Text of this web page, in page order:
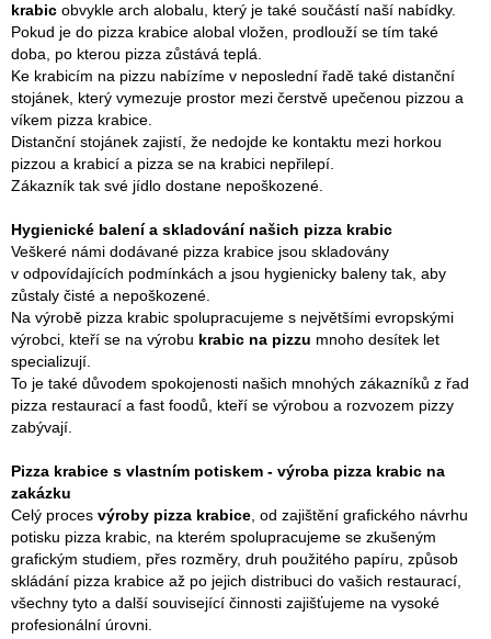
krabic obvykle arch alobalu, který je také součástí naší nabídky.
Pokud je do pizza krabice alobal vložen, prodlouží se tím také
doba, po kterou pizza zůstává teplá.
Ke krabicím na pizzu nabízíme v neposlední řadě také distanční
stojánek, který vymezuje prostor mezi čerstvě upečenou pizzou a
víkem pizza krabice.
Distanční stojánek zajistí, že nedojde ke kontaktu mezi horkou
pizzou a krabicí a pizza se na krabici nepřilepí.
Zákazník tak své jídlo dostane nepoškozené.
Hygienické balení a skladování našich pizza krabic
Veškeré námi dodávané pizza krabice jsou skladovány
v odpovídajících podmínkách a jsou hygienicky baleny tak, aby
zůstaly čisté a nepoškozené.
Na výrobě pizza krabic spolupracujeme s největšími evropskými
výrobci, kteří se na výrobu krabic na pizzu mnoho desítek let
specializují.
To je také důvodem spokojenosti našich mnohých zákazníků z řad
pizza restaurací a fast foodů, kteří se výrobou a rozvozem pizzy
zabývají.
Pizza krabice s vlastním potiskem - výroba pizza krabic na
zakázku
Celý proces výroby pizza krabice , od zajištění grafického návrhu
potisku pizza krabic, na kterém spolupracujeme se zkušeným
grafickým studiem, přes rozměry, druh použitého papíru, způsob
skládání pizza krabice až po jejich distribuci do vašich restaurací,
všechny tyto a další související činnosti zajišťujeme na vysoké
profesionální úrovni.